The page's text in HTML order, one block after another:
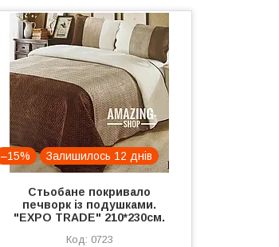
–15% Залишилось 12 днів
Стьобане покривало
печворк із подушками.
"EXPO TRADE" 210*230см.
0723